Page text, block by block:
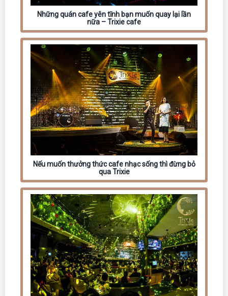
Những quán cafe yên tĩnh bạn muốn quay lại lần
nữa – Trixie cafe
Nếu muốn thưởng thức cafe nhạc sống thì đừng bỏ
qua Trixie